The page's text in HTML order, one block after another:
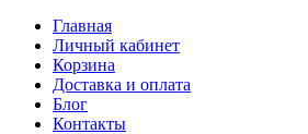
Главная
Личный кабинет
Корзина
Доставка и оплата
Блог
Контакты